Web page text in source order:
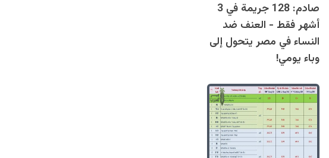
صادم: 128 جريمة في 3
أشهر فقط - العنف ضد
النساء في مصر يتحول إلى
وباء يومي!